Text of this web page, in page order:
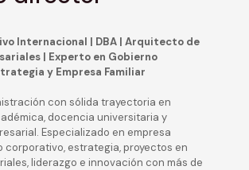
Internacional | DBA | Arquitecto de
| Experto en Gobierno
y Empresa Familiar
con sólida trayectoria en
docencia universitaria y
Especializado en empresa
corporativo, estrategia, proyectos en
liderazgo e innovación con más de